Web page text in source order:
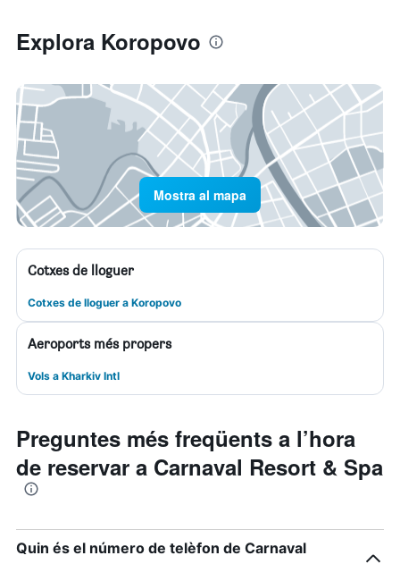
Explora Koropovo
Mostra al mapa
Cotxes de lloguer
Cotxes de lloguer a Koropovo
Aeroports més propers
Vols a Kharkiv Intl
Preguntes més freqüents a l’hora
de reservar a Carnaval Resort & Spa
Quin és el número de telèfon de Carnaval